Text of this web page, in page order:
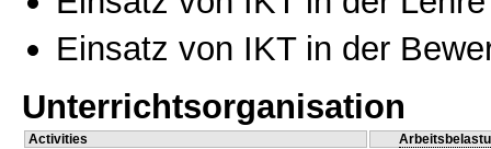
Einsatz von IKT in der
Unterrichtsorganisation
Activities